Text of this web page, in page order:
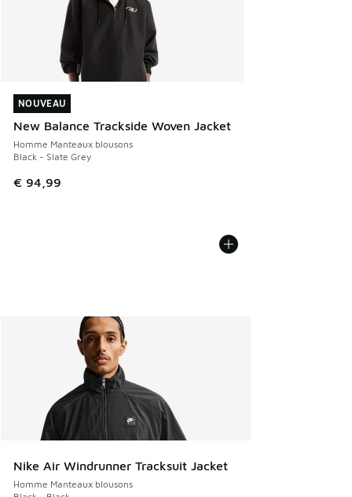
NOUVEAU
New Balance Trackside Woven Jacket
Homme Manteaux blousons
Black - Slate Grey
€ 94,99
NOUVEAU
Nike Air Windrunner Tracksuit Jacket
Homme Manteaux blousons